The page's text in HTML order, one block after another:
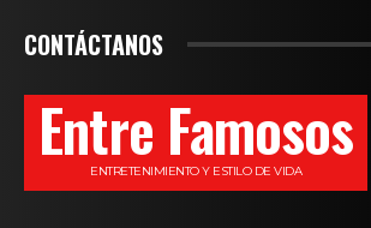
CONTÁCTANOS
Entre Famosos
ENTRETENIMIENTO Y ESTILO DE VIDA